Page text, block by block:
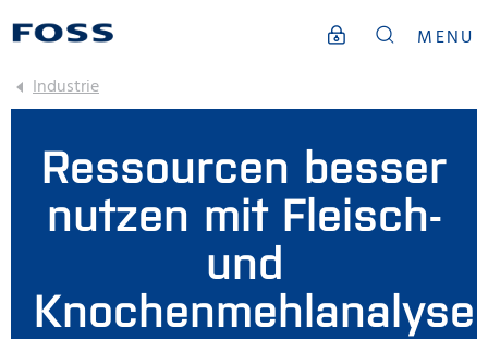
MENU
Industrie
Ressourcen besser
nutzen mit Fleisch-
und
Knochenmehlanalyse